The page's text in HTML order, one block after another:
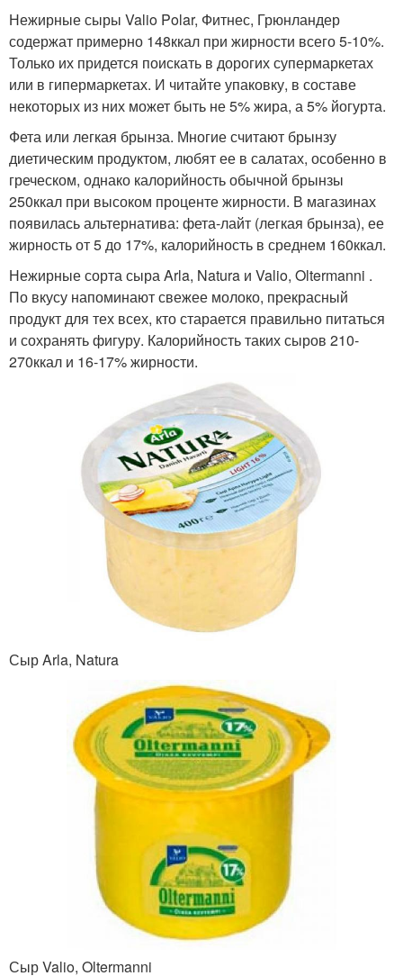
Нежирные сыры Valio Polar, Фитнес, Грюнландер
содержат примерно 148ккал при жирности всего 5-10%.
Только их придется поискать в дорогих супермаркетах
или в гипермаркетах. И читайте упаковку, в составе
некоторых из них может быть не 5% жира, а 5% йогурта.
Фета или легкая брынза. Многие считают брынзу
диетическим продуктом, любят ее в салатах, особенно в
греческом, однако калорийность обычной брынзы
250ккал при высоком проценте жирности. В магазинах
появилась альтернатива: фета-лайт (легкая брынза), ее
жирность от 5 до 17%, калорийность в среднем 160ккал.
Нежирные сорта сыра Arla, Natura и Valio, Oltermanni .
По вкусу напоминают свежее молоко, прекрасный
продукт для тех всех, кто старается правильно питаться
и сохранять фигуру. Калорийность таких сыров 210-
270ккал и 16-17% жирности.
Сыр Arla, Natura
Сыр Valio, Oltermanni